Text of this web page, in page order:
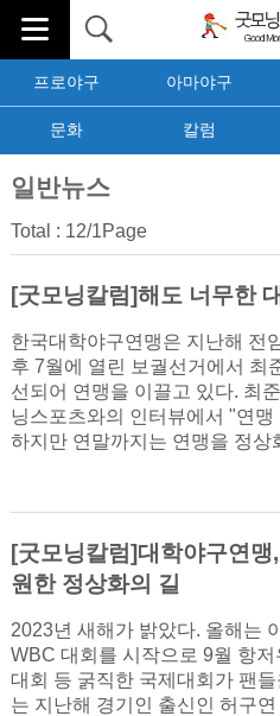
프로야구 아마야구
문화 칼럼
일반뉴스
Total : 12/1Page
[굿모닝칼럼]해도 너무한
한국대학야구연맹은 지난해 전
후 7월에 열린 보궐선거에서 최
선되어 연맹을 이끌고 있다. 최
닝스포츠와의 인터뷰에서 "연맹
하지만 연말까지는 연맹을 정상
[굿모닝칼럼]대학야구연
원한 정상화의 길
2023년 새해가 밝았다. 올해는
WBC 대회를 시작으로 9월 항
대회 등 굵직한 국제대회가 팬
는 지난해 경기인 출신인 허구